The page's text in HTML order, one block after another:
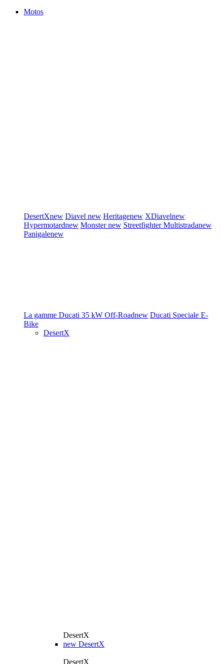
Motos
DesertXnew Diavel new Heritagenew XDiavelnew
Hypermotardnew Monsternew StreetfighterMultistradanew
Panigalenew
La gamme Ducati 35 kW Off-Roadnew Ducati Speciale E-
Bike
DesertX
DesertX
new DesertX
DesertX